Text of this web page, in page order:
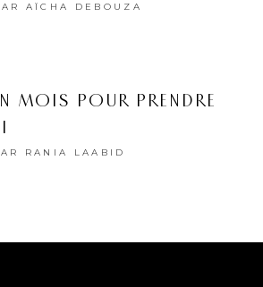
AÏCHA DEBOUZA
MOIS POUR PRENDRE
RANIA LAABID